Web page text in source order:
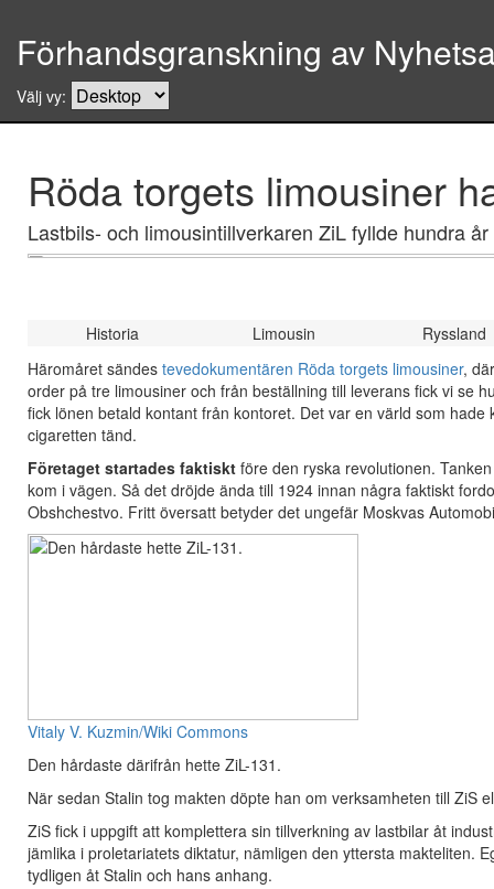
Förhandsgranskning av
Välj vy:
Röda torgets limousiner
Lastbils- och limousintillverkaren ZiL fyllde hundra
Historia Limousin
Ryssland
Häromåret sändes tevedokumentären Röda torgets limousiner,
order på tre limousiner och från beställning till leverans fick vi se
fick lönen betald kontant från kontoret. Det var en värld som
cigaretten tänd.
Företaget startades faktiskt före den ryska revolutionen.
kom i vägen. Så det dröjde ända till 1924 innan några faktiskt
Obshchestvo. Fritt översatt betyder det ungefär Moskvas
Vitaly V. Kuzmin/Wiki Commons
Den hårdaste därifrån hette ZiL-131.
När sedan Stalin tog makten döpte han om verksamheten till ZiS
ZiS fick i uppgift att komplettera sin tillverkning av lastbilar åt
jämlika i proletariatets diktatur, nämligen den yttersta makteliten.
tydligen åt Stalin och hans anhang.